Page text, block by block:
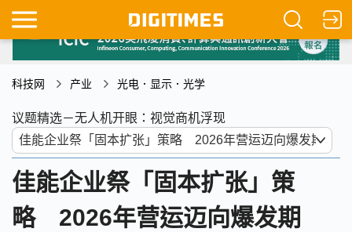
科技网 产业 光电．显示．光学
议题精选－无人机开眼：视觉商机浮现
佳能企业祭「固本扩张」策
略 2026年营运迈向爆发期